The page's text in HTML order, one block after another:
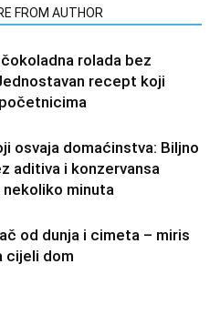
FROM AUTHOR
rolada bez
recept koji
osvaja domaćinstva: Biljno
aditiva i konzervansa
minuta
od dunja i cimeta – miris
cijeli dom